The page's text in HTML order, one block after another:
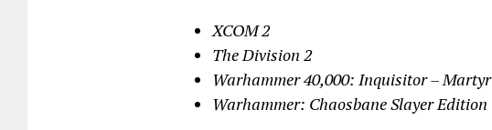
XCOM 2
The Division 2
Warhammer 40,000: Inquisitor – Martyr
Warhammer: Chaosbane Slayer Edition